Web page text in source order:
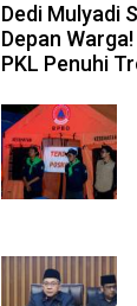
Dedi Mulyadi
Depan
PKL Penuhi